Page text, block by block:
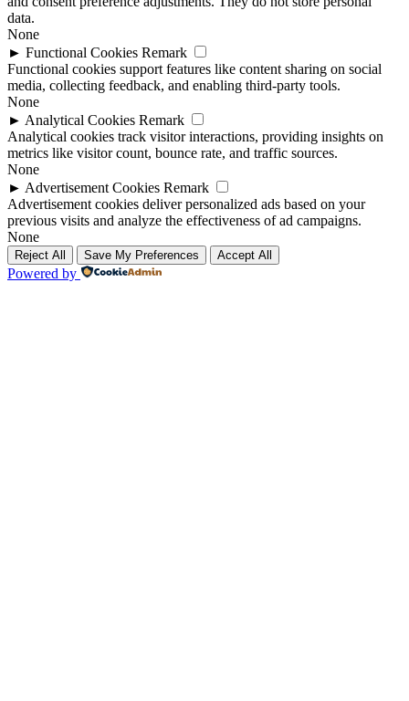
data.
None
► Functional Cookies Remark
Functional cookies support features like content sharing on social
media, collecting feedback, and enabling third-party tools.
None
► Analytical Cookies Remark
Analytical cookies track visitor interactions, providing insights on
metrics like visitor count, bounce rate, and traffic sources.
None
► Advertisement Cookies Remark
Advertisement cookies deliver personalized ads based on your
previous visits and analyze the effectiveness of ad campaigns.
None
Reject All Save My Preferences Accept All
Powered by